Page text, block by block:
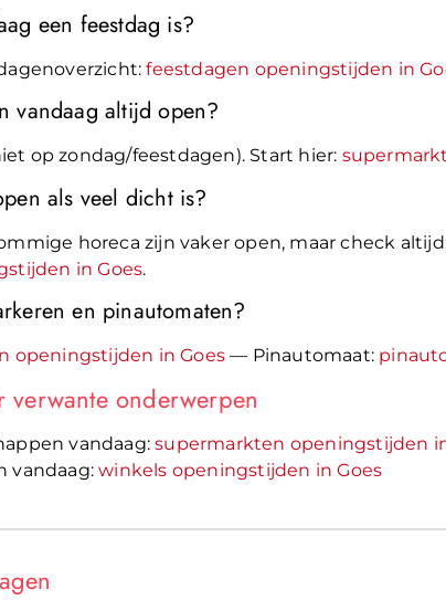
een feestdag is?
feestdagen openingstijden in
vandaag altijd open?
op zondag/feestdagen). Start hier:
als veel dicht is?
horeca zijn vaker open, maar check
in Goes.
en pinautomaten?
openingstijden in Goes— Pinautomaat:
verwante onderwerpen
vandaag:supermarkten openingstijden
vandaag:winkels openingstijden in Goes